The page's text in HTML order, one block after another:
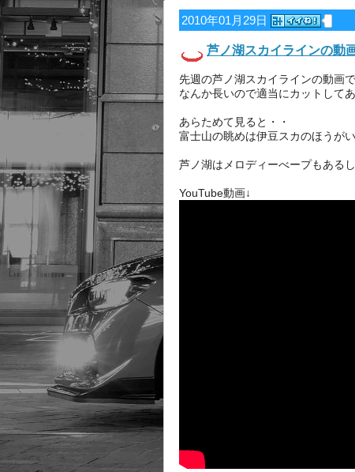
2010年01月29日
芦ノ湖スカイラインの動
先週の芦ノ湖スカイラインの動画
なんか長いので適当にカットして
あらためて見ると・・
富士山の眺めは伊豆スカのほうが
芦ノ湖はメロディーべープもある
YouTube動画↓